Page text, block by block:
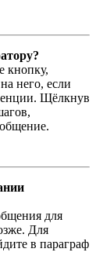
кнопку,
него, если
Щёлкнув
для
Для
в параграф